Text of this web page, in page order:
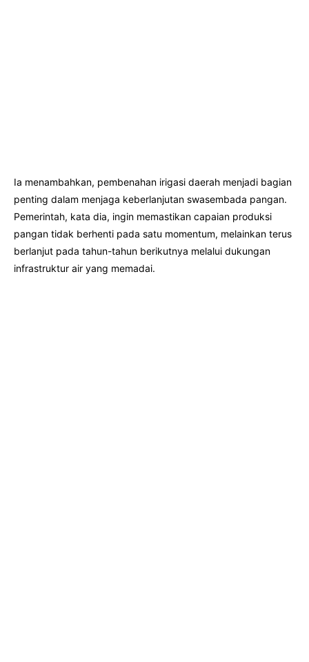
Ia menambahkan, pembenahan irigasi daerah menjadi bagian
penting dalam menjaga keberlanjutan swasembada pangan.
Pemerintah, kata dia, ingin memastikan capaian produksi
pangan tidak berhenti pada satu momentum, melainkan terus
berlanjut pada tahun-tahun berikutnya melalui dukungan
infrastruktur air yang memadai.